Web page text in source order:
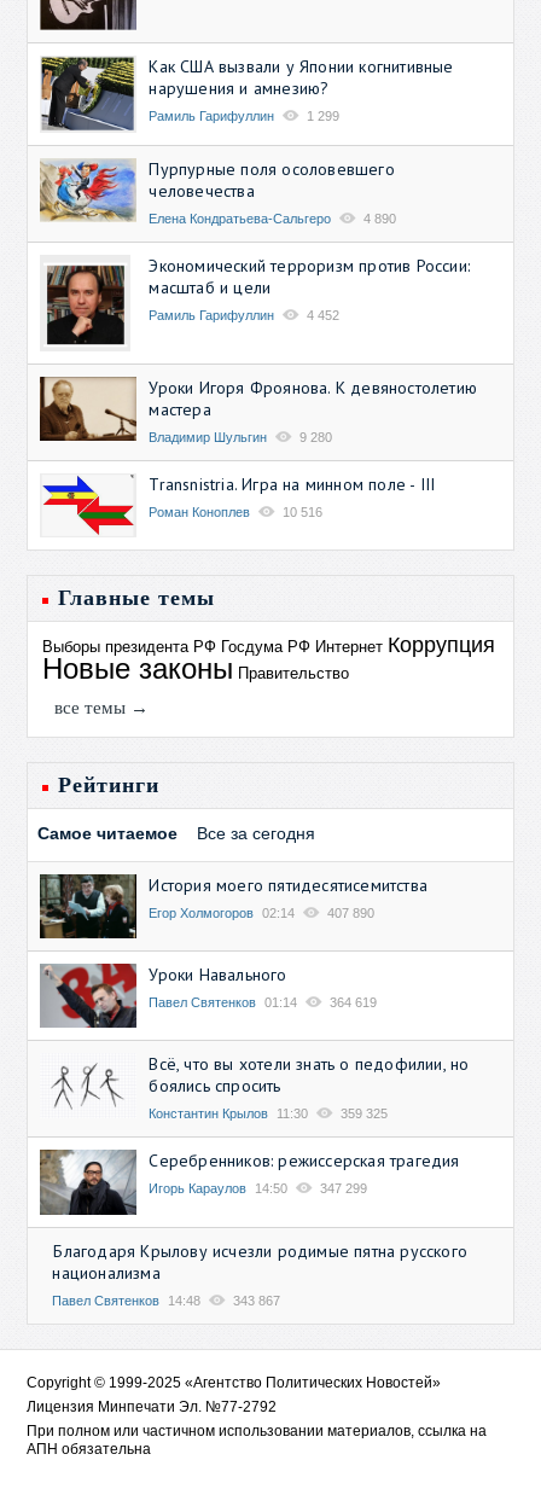
Как США вызвали у Японии когнитивные
нарушения и амнезию?
Рамиль Гарифуллин 1 299
Пурпурные поля осоловевшего
человечества
Елена Кондратьева-Сальгеро 4 890
Экономический терроризм против России:
масштаб и цели
Рамиль Гарифуллин 4 452
Уроки Игоря Фроянова. К девяностолетию
мастера
Владимир Шульгин 9 280
Transnistria. Игра на минном поле - III
Роман Коноплев 10 516
Главные темы
Выборы президента РФ Госдума РФ Интернет Коррупция
Новые законы Правительство
все темы →
Рейтинги
Самое читаемое Все за сегодня
История моего пятидесятисемитства
Егор Холмогоров 02:14 407 890
Уроки Навального
Павел Святенков 01:14 364 619
Всё, что вы хотели знать о педофилии, но
боялись спросить
Константин Крылов 11:30 359 325
Серебренников: режиссерская трагедия
Игорь Караулов 14:50 347 299
Благодаря Крылову исчезли родимые пятна русского
национализма
Павел Святенков 14:48 343 867
Copyright © 1999-2025 «Агентство Политических Новостей»
Лицензия Минпечати Эл. №77-2792
При полном или частичном использовании материалов, ссылка на
АПН обязательна